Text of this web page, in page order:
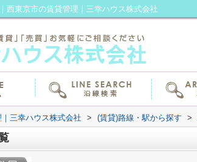
西東京市の賃貸管理｜三幸ハウス株式会社
｜三幸ハウス株式会社 > (賃貸)路線・駅から探す >